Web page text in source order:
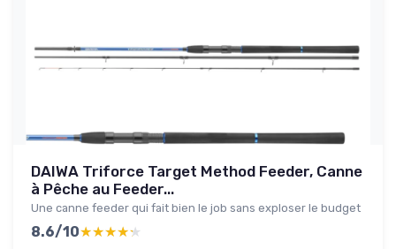
DAIWA Triforce Target Method Feeder, Canne
à Pêche au Feeder...
Une canne feeder qui fait bien le job sans exploser le budget
8.6/10★★★★★
★★★★★